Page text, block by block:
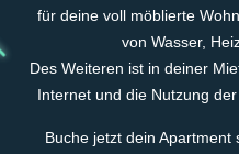
für deine voll möblierte
von Wasser,
Des Weiteren ist in deiner
Internet und die Nutzung
Buche jetzt dein